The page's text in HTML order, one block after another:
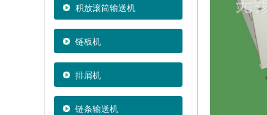
积放滚筒输送机
链板机
排屑机
链条输送机